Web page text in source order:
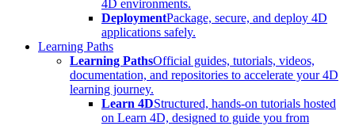
4D environments.
DeploymentPackage, secure, and deploy 4D
applications safely.
Learning Paths
Learning PathsOfficial guides, tutorials, videos,
documentation, and repositories to accelerate your 4D
learning journey.
Learn 4DStructured, hands-on tutorials hosted
on Learn 4D, designed to guide you from